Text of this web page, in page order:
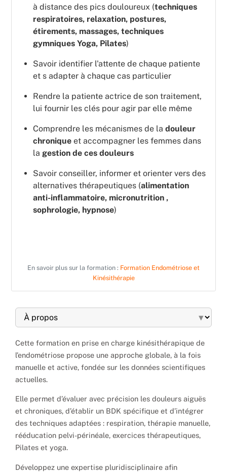
à distance des pics douloureux (techniques
respiratoires, relaxation, postures,
étirements, massages, techniques
gymniques Yoga, Pilates)
Savoir identifier l'attente de chaque patiente
et s adapter à chaque cas particulier
Rendre la patiente actrice de son traitement,
lui fournir les clés pour agir par elle même
Comprendre les mécanismes de la douleur
chronique et accompagner les femmes dans
la gestion de ces douleurs
Savoir conseiller, informer et orienter vers des
alternatives thérapeutiques (alimentation
anti-inflammatoire, micronutrition ,
sophrologie, hypnose)
En savoir plus sur la formation : Formation Endométriose et
Kinésithérapie
▾
Cette formation en prise en charge kinésithérapique de
l’endométriose propose une approche globale, à la fois
manuelle et active, fondée sur les données scientifiques
actuelles.
Elle permet d’évaluer avec précision les douleurs aiguës
et chroniques, d’établir un BDK spécifique et d’intégrer
des techniques adaptées : respiration, thérapie manuelle,
rééducation pelvi-périnéale, exercices thérapeutiques,
Pilates et yoga.
Développez une expertise pluridisciplinaire afin